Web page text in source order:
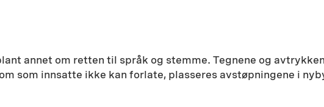
annet om retten til språk og stemme. Tegnene og
som innsatte ikke kan forlate, plasseres avstøpningene i